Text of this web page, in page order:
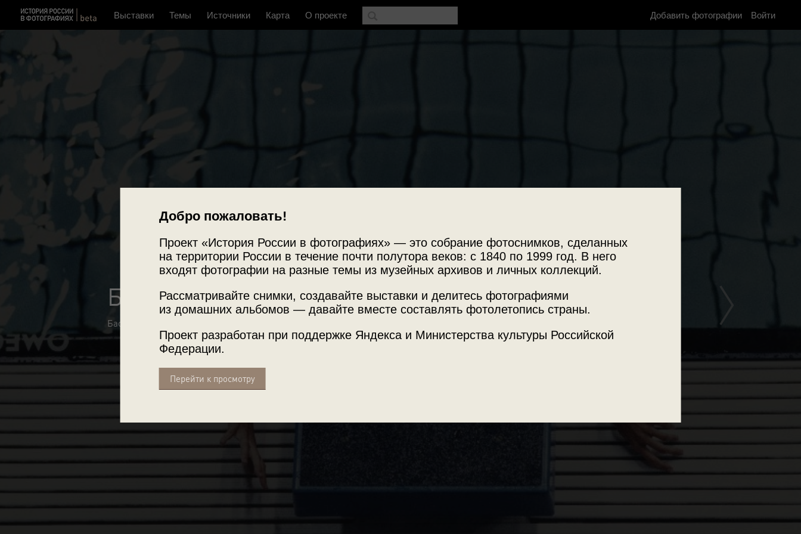
Добро пожаловать!
Проект «История России в фотографиях» — это собрание фотоснимков, сделанных
на территории России в течение почти полутора веков: с 1840 по 1999 год. В него
входят фотографии на разные темы из музейных архивов и личных коллекций.
Рассматривайте снимки, создавайте выставки и делитесь фотографиями
из домашних альбомов — давайте вместе составлять фотолетопись страны.
Проект разработан при поддержке Яндекса и Министерства культуры Российской
Федерации.
Перейти к просмотру
Выставки Темы Источники Карта О проекте Добавить фотографии Войти
Бассейн
Бассейн на крыше общежития, во дворе дома, на теплоходе и с тигром.